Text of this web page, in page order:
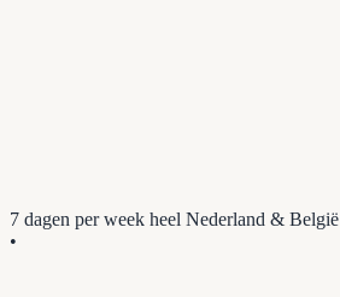
7 dagen per week heel Nederland & België
•